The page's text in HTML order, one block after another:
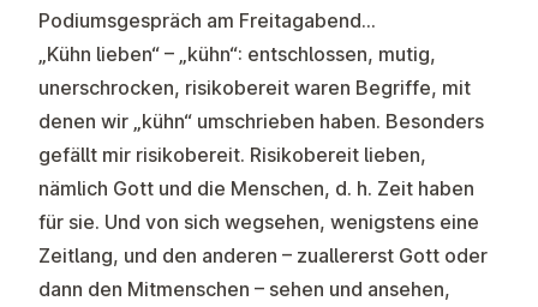
Podiumsgespräch am Freitagabend…
„Kühn lieben“ – „kühn“: entschlossen, mutig,
unerschrocken, risikobereit waren Begriffe, mit
denen wir „kühn“ umschrieben haben. Besonders
gefällt mir risikobereit. Risikobereit lieben,
nämlich Gott und die Menschen, d. h. Zeit haben
für sie. Und von sich wegsehen, wenigstens eine
Zeitlang, und den anderen – zuallererst Gott oder
dann den Mitmenschen – sehen und ansehen,